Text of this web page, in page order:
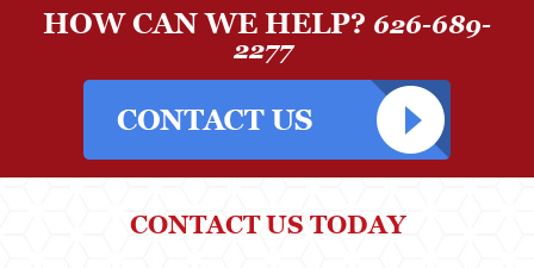
HOW CAN WE HELP? 626-689-
2277
CONTACT US TODAY